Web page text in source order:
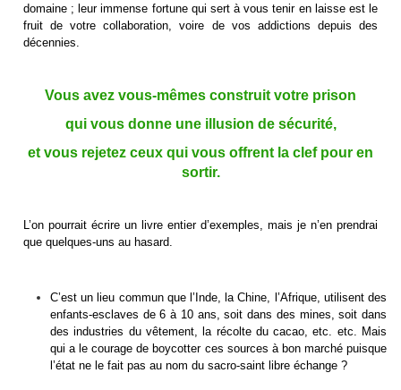
domaine ; leur immense fortune qui sert à vous tenir en laisse est le
fruit de votre collaboration, voire de vos addictions depuis des
décennies.
Vous avez vous-mêmes construit votre prison
qui vous donne une illusion de sécurité,
et vous rejetez ceux qui vous offrent la clef pour en
sortir.
L’on pourrait écrire un livre entier d’exemples, mais je n’en prendrai
que quelques-uns au hasard.
C’est un lieu commun que l’Inde, la Chine, l’Afrique, utilisent des
enfants-esclaves de 6 à 10 ans, soit dans des mines, soit dans
des industries du vêtement, la récolte du cacao, etc. etc. Mais
qui a le courage de boycotter ces sources à bon marché puisque
l’état ne le fait pas au nom du sacro-saint libre échange ?